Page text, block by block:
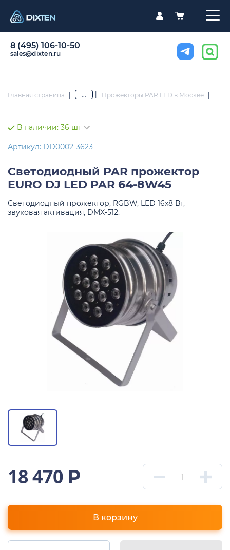
8 (495) 106-10-50
sales@dixten.ru
Главная страница | ... Прожекторы PAR LED в Москве |
В наличии: 36 шт
Артикул: DD0002-3623
Светодиодный PAR прожектор
EURO DJ LED PAR 64-8W45
Светодиодный прожектор, RGBW, LED 16х8 Вт,
звуковая активация, DMX-512.
18 470 Р
В корзину